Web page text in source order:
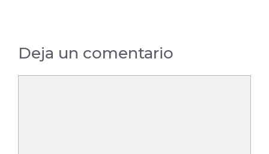
Deja un comentario